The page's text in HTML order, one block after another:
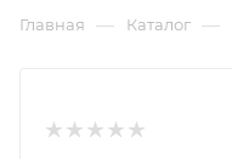
Главная — Каталог —